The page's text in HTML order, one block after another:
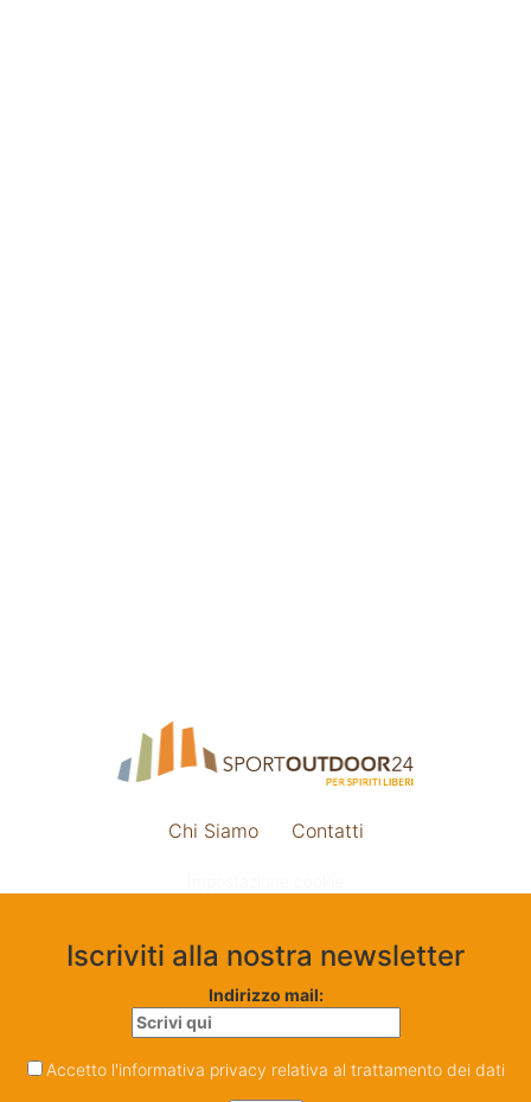
Chi Siamo Contatti
Iscriviti alla nostra newsletter
Indirizzo mail:
Accetto l'informativa privacy relativa al trattamento dei dati